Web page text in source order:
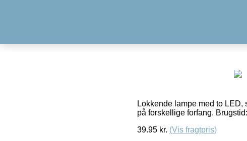
Lokkende lampe med to
på forskellige forfang.
39.95 kr. (Vis fragtpris)